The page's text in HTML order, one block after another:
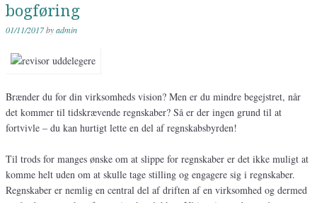
bogføring
01/11/2017byadmin
Brænder du for din virksomheds vision? Men er du mindre begejstret, når
det kommer til tidskrævende regnskaber? Så er der ingen grund til at
fortvivle – du kan hurtigt lette en del af regnskabsbyrden!
Til trods for manges ønske om at slippe for regnskaber er det ikke muligt at
komme helt uden om at skulle tage stilling og engagere sig i regnskaber.
Regnskaber er nemlig en central del af driften af en virksomhed og dermed